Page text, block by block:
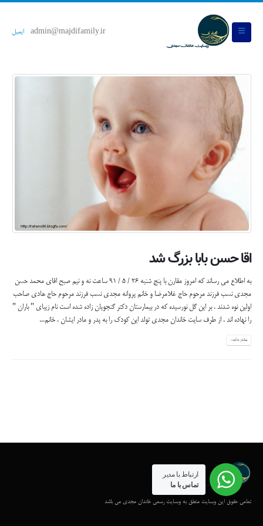
admin@majdifamily.ir ایمیل
اقا حسن بابا بزرگ شد
به اطلاع می رساند که امروز مقارن با پنج شنبه 26 / 5 / 91 ساعت نه و نیم صبح اقای محمد حسن
مجدی نسب فرزند مرحوم حاج غلامرضا و خانم پروانه مجدی نسب فرزند مرحوم حاج هادی صاحب
اولین نوه شدند . بر این گل نورسیده که در بیمارستان دکتر گنجویان زاده شده است نام زیبای " باران "
را نهاده اند . از طرف سایت خاندان مجدی تولد این کودک را به پدر و مادر ایشان ، خانم...
بیشتر بدانید...
تمامی حقوق این وبسایت متعلق به وبسایت رسمی خاندان مجدی می باشد
ارتباط با مدیر
تماس با ما